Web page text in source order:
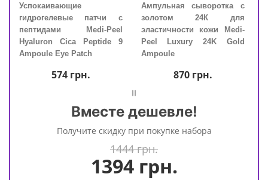
Успокаивающие
гидрогелевые патчи с
пептидами Medi-Peel
Hyaluron Cica Peptide 9
Ampoule Eye Patch
574грн.
Ампульная сыворотка с
золотом 24К для
эластичности кожи Medi-
Peel Luxury 24K Gold
Ampoule
870грн.
=
Вместе дешевле!
Получите скидку при покупке набора
1444 грн.
1394грн.